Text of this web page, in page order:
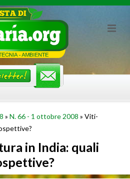
» N. 66 - 1 ottobre 2008 » Viti-
in India: quali